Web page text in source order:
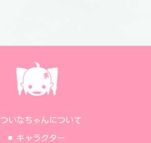
ついなちゃんについて
キャラクター